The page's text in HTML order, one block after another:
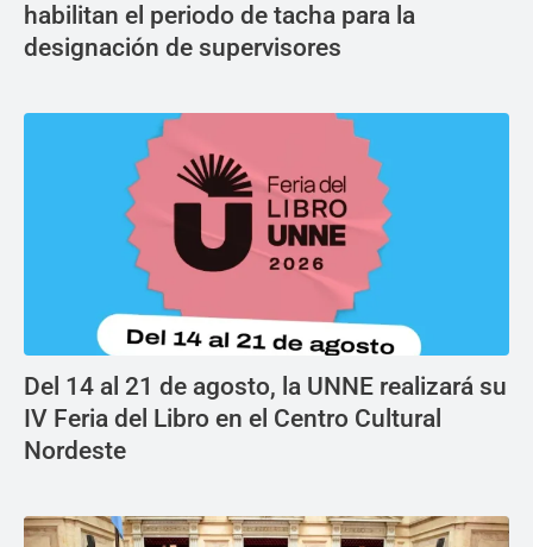
habilitan el periodo de tacha para la
designación de supervisores
Del 14 al 21 de agosto, la UNNE realizará su
IV Feria del Libro en el Centro Cultural
Nordeste